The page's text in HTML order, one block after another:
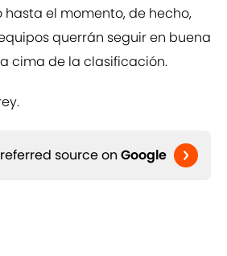
el momento, de hecho,
querrán seguir en buena
cima de la clasificación.
source on Google